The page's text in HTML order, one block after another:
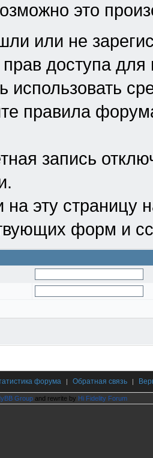
это
или не
прав доступа
использовать
правила
запись
на эту
форм и
форума | Обратная связь |
Group and rewrite by Hi Fidelity Forum